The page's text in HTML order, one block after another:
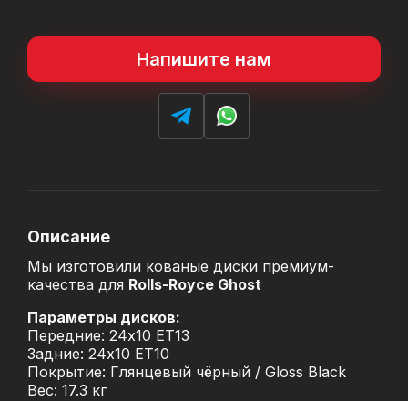
Напишите нам
Описание
Мы изготовили кованые диски премиум-
качества для Rolls-Royce Ghost
Параметры дисков:
Передние: 24x10 ET13
Задние: 24x10 ET10
Покрытие: Глянцевый чёрный / Gloss Black
Вес: 17.3 кг